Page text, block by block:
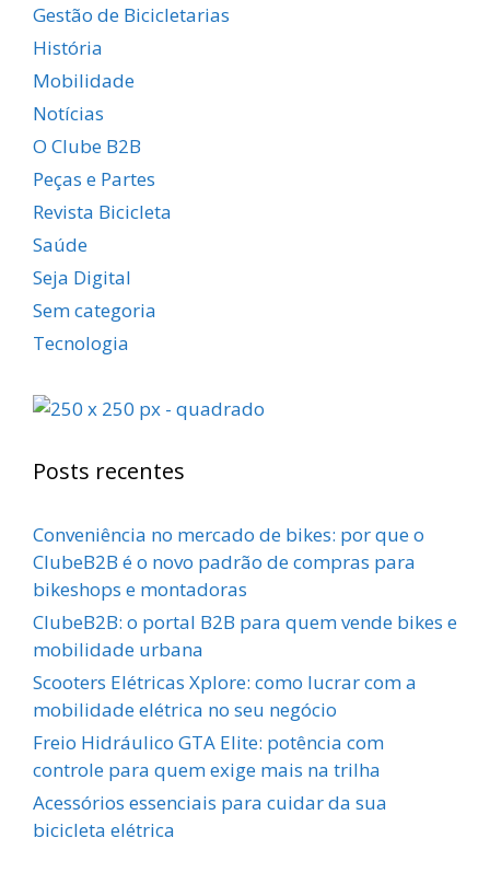
Gestão de Bicicletarias
História
Mobilidade
Notícias
O Clube B2B
Peças e Partes
Revista Bicicleta
Saúde
Seja Digital
Sem categoria
Tecnologia
Posts recentes
Conveniência no mercado de bikes: por que o
ClubeB2B é o novo padrão de compras para
bikeshops e montadoras
ClubeB2B: o portal B2B para quem vende bikes e
mobilidade urbana
Scooters Elétricas Xplore: como lucrar com a
mobilidade elétrica no seu negócio
Freio Hidráulico GTA Elite: potência com
controle para quem exige mais na trilha
Acessórios essenciais para cuidar da sua
bicicleta elétrica